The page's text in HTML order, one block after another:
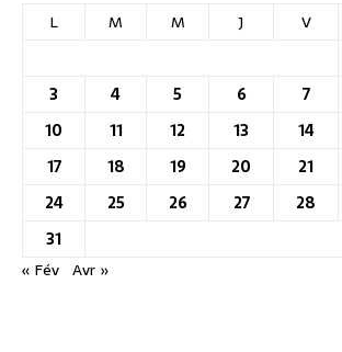
L
M M J V
3
4 5 6 7
10
11 12 13 14
17
18 19 20 21
24
25 26 27 28
31
« Fév Avr »